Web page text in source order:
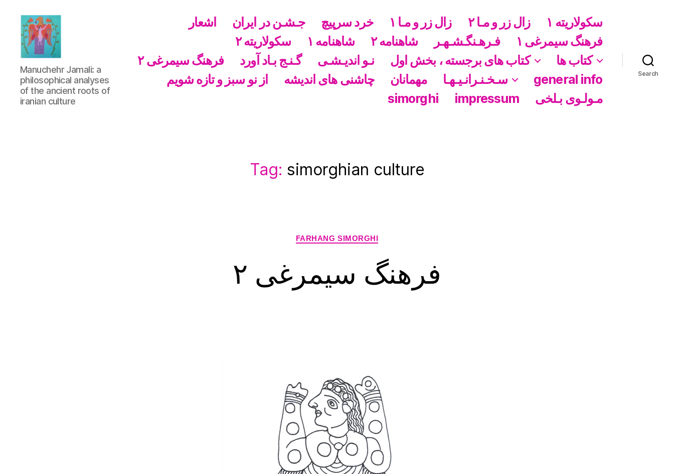
Manuchehr
Jamali
Manuchehr Jamali: a
philosophical analyses
of the ancient roots of
iranian culture
اشعار جـشـن در ایران خرد سرپیچ زال زر و مـا ١ زال زر و مـا ۲
سکولاریته ١
سکولاریته ۲
شاهنامه ١ شاهنامه ۲ فـرهـنگـشـهـر
فرهنگ سیمرغی ١
فرهنگ سیمرغی ۲
گـنـج بـاد آورد نـو اندیـشـی کتاب های برجسته ، بخش اول
کتاب ها
از نو سبز و تازه شویم
چاشنی های اندیشه مهمانان سـخـنـرانـیـهـا
general info
simorghi
impressum مـولـوی بـلخی
Search
Tag: simorghian culture
Categories
FARHANG SIMORGHI
فرهنگ سیمرغی ۲